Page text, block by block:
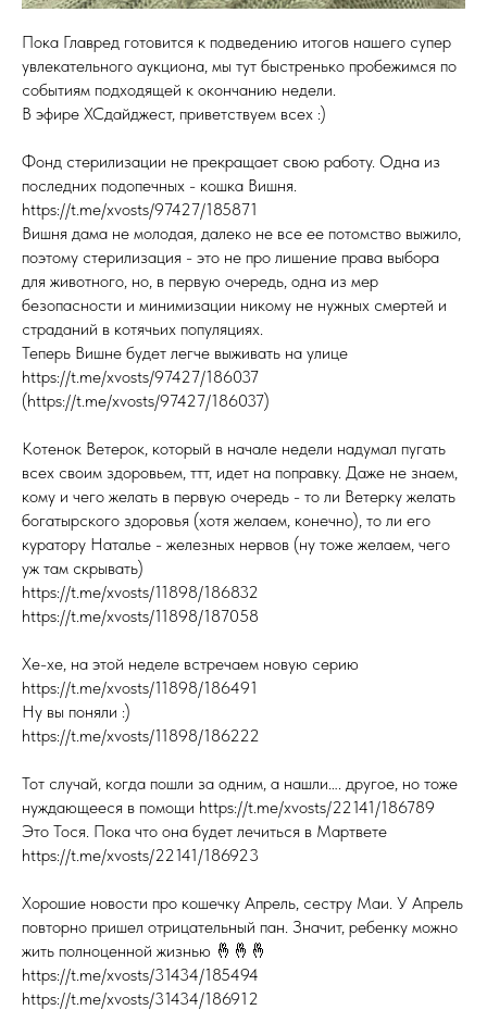
Пока Главред готовится к подведению итогов нашего супер
увлекательного аукциона, мы тут быстренько пробежимся по
событиям подходящей к окончанию недели.
В эфире ХСдайджест, приветствуем всех :)
Фонд стерилизации не прекращает свою работу. Одна из
последних подопечных - кошка Вишня.
https://t.me/xvosts/97427/185871
Вишня дама не молодая, далеко не все ее потомство выжило,
поэтому стерилизация - это не про лишение права выбора
для животного, но, в первую очередь, одна из мер
безопасности и минимизации никому не нужных смертей и
страданий в котячьих популяциях.
Теперь Вишне будет легче выживать на улице
https://t.me/xvosts/97427/186037
(https://t.me/xvosts/97427/186037)
Котенок Ветерок, который в начале недели надумал пугать
всех своим здоровьем, ттт, идет на поправку. Даже не знаем,
кому и чего желать в первую очередь - то ли Ветерку желать
богатырского здоровья (хотя желаем, конечно), то ли его
куратору Наталье - железных нервов (ну тоже желаем, чего
уж там скрывать)
https://t.me/xvosts/11898/186832
https://t.me/xvosts/11898/187058
Хе-хе, на этой неделе встречаем новую серию
https://t.me/xvosts/11898/186491
Ну вы поняли :)
https://t.me/xvosts/11898/186222
Тот случай, когда пошли за одним, а нашли…. другое, но тоже
нуждающееся в помощи https://t.me/xvosts/22141/186789
Это Тося. Пока что она будет лечиться в Мартвете
https://t.me/xvosts/22141/186923
Хорошие новости про кошечку Апрель, сестру Маи. У Апрель
повторно пришел отрицательный пан. Значит, ребенку можно
жить полноценной жизнью 🤞🤞🤞
https://t.me/xvosts/31434/185494
https://t.me/xvosts/31434/186912